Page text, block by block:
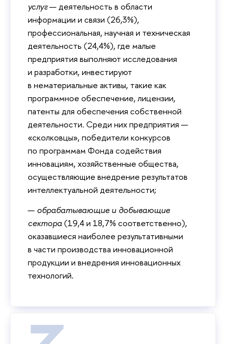
услуг— деятельность в области
информации и связи (26,3%),
профессиональная, научная и техническая
деятельность (24,4%), где малые
предприятия выполняют исследования
и разработки, инвестируют
в нематериальные активы, такие как
программное обеспечение, лицензии,
патенты для обеспечения собственной
деятельности. Среди них предприятия —
«сколковцы», победители конкурсов
по программам Фонда содействия
инновациям, хозяйственные общества,
осуществляющие внедрение результатов
интеллектуальной деятельности;
— обрабатывающие и добывающие
сектора(19,4 и 18,7% соответственно),
оказавшиеся наиболее результативными
в части производства инновационной
продукции и внедрения инновационных
технологий.